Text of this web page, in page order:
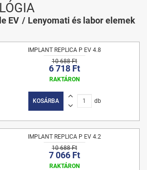
EV Lenyomati és labor elemek
IMPLANT REPLICA P EV 4.8
10 688 Ft
6 718 Ft
RAKTÁRON
KOSÁRBA db
IMPLANT REPLICA P EV 4.2
10 688 Ft
7 066 Ft
RAKTÁRON